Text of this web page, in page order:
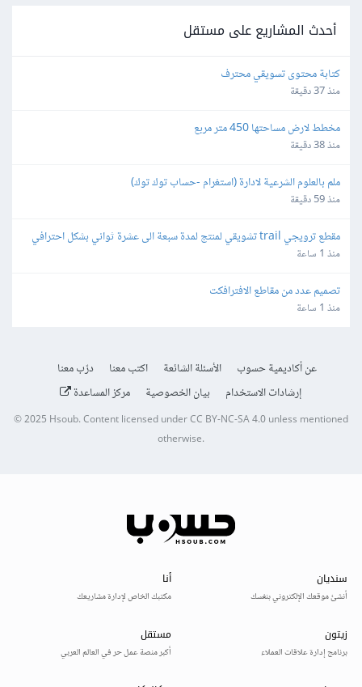
أحدث المشاريع على مستقل
كتابة محتوى تسويقي محترف
منذ 37 دقيقة
مخطط لارض مساحتها 450 متر مربع
منذ 38 دقيقة
ملم بالعلوم الشرعية لادارة (استغرام -حساب توك توك)
منذ 59 دقيقة
مقطع ترويجي trail تشويقي لمنتج لمدة سبعة الى عشرة ثواني بشكل احترافي
منذ 1 ساعة
تصميم عدد من مقاطع الافترافكت
منذ 1 ساعة
عن أكاديمية حسوب الأسئلة الشائعة اكتب معنا
درّب معنا
إرشادات الاستخدام
بيان الخصوصية مركز المساعدة
© 2025 Hsoub.Content licensed underCC BY-NC-SA 4.0unless mentioned
otherwise.